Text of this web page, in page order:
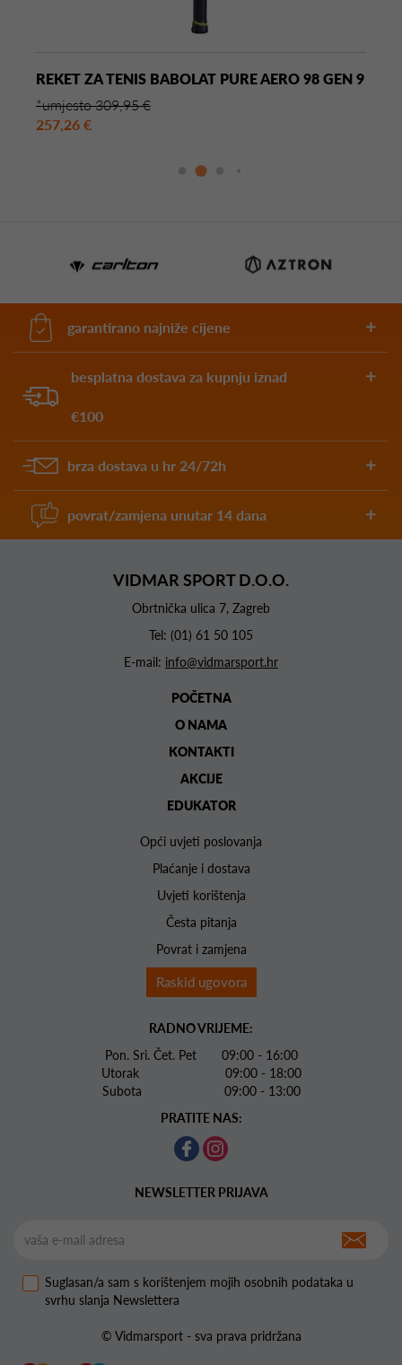
REKET ZA TENIS BABOLAT PURE AERO 98 GEN 9
*umjesto 309,95 €
257,26 €
garantirano najniže cijene
besplatna dostava za kupnju iznad
€100
brza dostava u hr 24/72h
povrat/zamjena unutar 14 dana
VIDMAR SPORT D.O.O.
Obrtnička ulica 7, Zagreb
Tel: (01) 61 50 105
E-mail: info@vidmarsport.hr
POČETNA
O NAMA
KONTAKTI
AKCIJE
EDUKATOR
Opći uvjeti poslovanja
Plaćanje i dostava
Uvjeti korištenja
Česta pitanja
Povrat i zamjena
Raskid ugovora
RADNO VRIJEME:
Pon. Sri. Čet. Pet 09:00 - 16:00
Utorak 09:00 - 18:00
Subota 09:00 - 13:00
PRATITE NAS:
NEWSLETTER PRIJAVA
Suglasan/a sam s korištenjem mojih osobnih podataka u
svrhu slanja Newslettera
© Vidmarsport - sva prava pridržana